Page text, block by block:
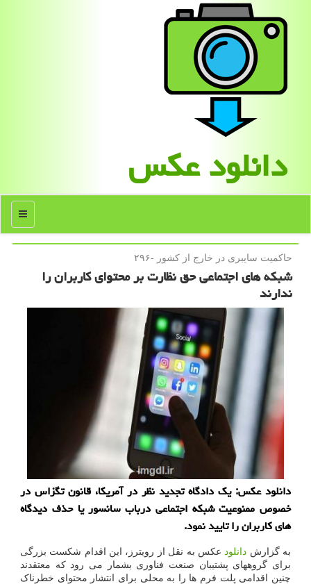
دانلود عكس
منو
حاكمیت سایبری در خارج از كشور -۲۹۶
شبکه های اجتماعی حق نظارت بر محتوای کاربران را
ندارند
دانلود عکس: یک دادگاه تجدید نظر در آمریکا، قانون تگزاس در
خصوص ممنوعیت شبکه اجتماعی درباب سانسور یا حذف دیدگاه
های کاربران را تایید نمود.
به گزارش دانلود عکس به نقل از رویترز، این اقدام شکست بزرگی
برای گروههای پشتیبان صنعت فناوری بشمار می رود که معتقدند
چنین اقدامی پلت فرم ها را به محلی برای انتشار محتوای خطرناک